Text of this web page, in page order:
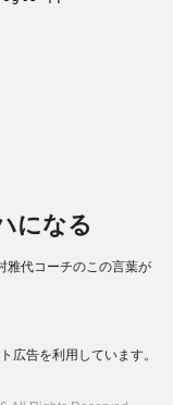
になる
雅代コーチのこの言葉が
利用しています。